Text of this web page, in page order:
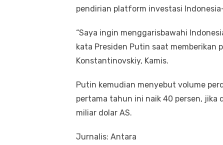
pendirian platform investasi
“Saya ingin menggarisbawahi
kata Presiden Putin saat memberikan
Konstantinovskiy, Kamis.
Putin kemudian menyebut volume
pertama tahun ini naik 40 persen, jika
miliar dolar AS.
Jurnalis: Antara